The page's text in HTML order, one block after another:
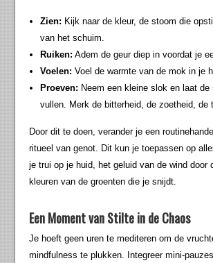
Zien: Kijk naar de kleur, de stoom die
van het schuim.
Ruiken: Adem de geur diep in voordat je
Voelen: Voel de warmte van de mok in je
Proeven: Neem een kleine slok en laat
vullen. Merk de bitterheid, de zoetheid, de
Door dit te doen, verander je een
ritueel van genot. Dit kun je toepassen op
je trui op je huid, het geluid van de wind door
kleuren van de groenten die je snijdt.
Een Moment van Stilte in de Chaos
Je hoeft geen uren te mediteren om de
mindfulness te plukken. Integreer mini-